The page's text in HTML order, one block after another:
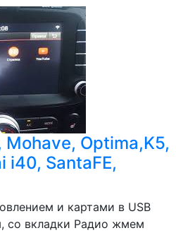
Mohave, Optima,K5,
i40, SantaFE,
и картами в USB
со вкладки Радио жмем